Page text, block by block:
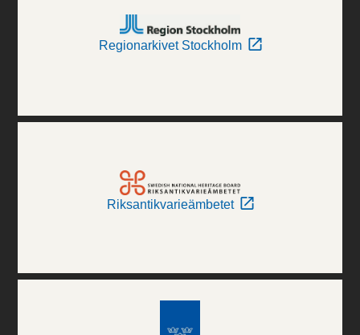
Regionarkivet Stockholm
Riksantikvarieämbetet